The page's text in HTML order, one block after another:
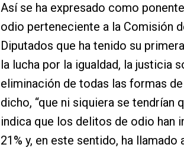
Así se ha expresado como
odio perteneciente a la Comisión
Diputados que ha tenido su
la lucha por la igualdad, la justicia
eliminación de todas las formas
dicho, “que ni siquiera se tendrían
indica que los delitos de odio han
21% y, en este sentido, ha